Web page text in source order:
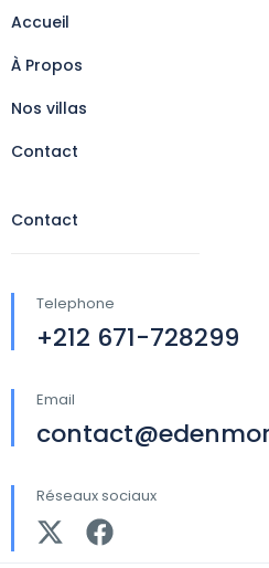
Accueil
À Propos
Nos villas
Contact
Contact
Telephone
+212 671-728299
Email
Réseaux sociaux